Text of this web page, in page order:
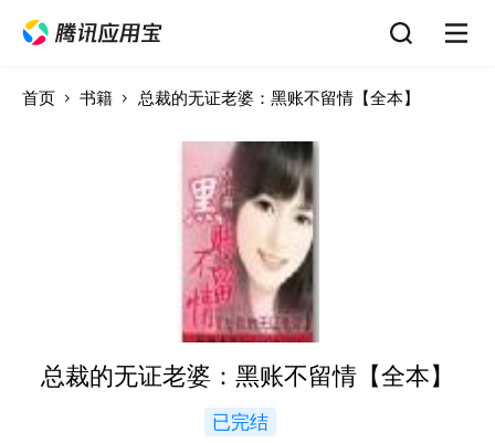
首页 书籍 总裁的无证老婆：黑账不留情【全本】
总裁的无证老婆：黑账不留情【全本】
已完结